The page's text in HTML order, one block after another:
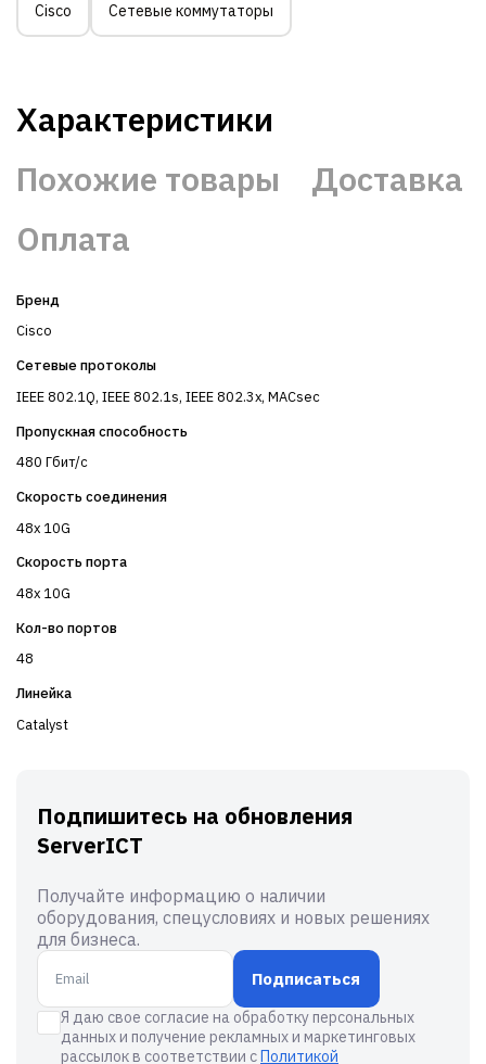
Cisco Сетевые коммутаторы
Характеристики
Похожие товары
Доставка
Оплата
Бренд
Cisco
Сетевые протоколы
IEEE 802.1Q, IEEE 802.1s, IEEE 802.3x, MACsec
Пропускная способность
480 Гбит/с
Скорость соединения
48x 10G
Скорость порта
48x 10G
Кол-во портов
48
Линейка
Catalyst
Подпишитесь на обновления
ServerICT
Получайте информацию о наличии
оборудования, спецусловиях и новых решениях
для бизнеса.
Подписаться
Я даю свое согласие на обработку персональных
данных и получение рекламных и маркетинговых
рассылок в соответствии сПолитикой